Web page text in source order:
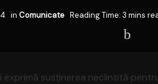
in Comunicate Reading Time: 3 mins
exprimă susținerea neclintită